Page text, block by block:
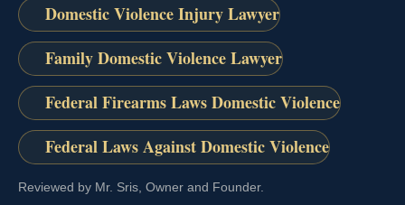
Domestic Violence Injury Lawyer
Family Domestic Violence Lawyer
Federal Firearms Laws Domestic Violence
Federal Laws Against Domestic Violence
Reviewed by Mr. Sris, Owner and Founder.